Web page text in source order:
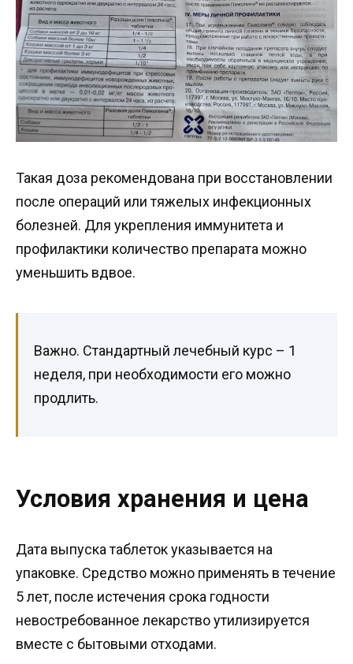
Такая доза рекомендована при восстановлении
после операций или тяжелых инфекционных
болезней. Для укрепления иммунитета и
профилактики количество препарата можно
уменьшить вдвое.
Важно. Стандартный лечебный курс – 1
неделя, при необходимости его можно
продлить.
Условия хранения и цена
Дата выпуска таблеток указывается на
упаковке. Средство можно применять в течение
5 лет, после истечения срока годности
невостребованное лекарство утилизируется
вместе с бытовыми отходами.